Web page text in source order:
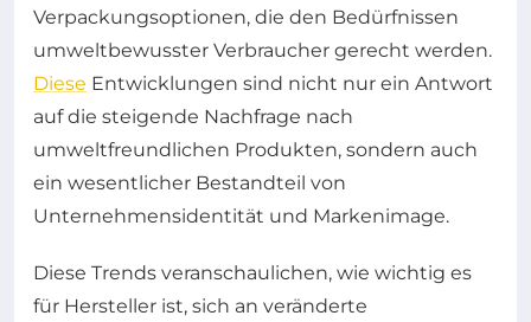
Verpackungsoptionen, die den Bedürfnissen
umweltbewusster Verbraucher gerecht werden.
Diese Entwicklungen sind nicht nur ein Antwort
auf die steigende Nachfrage nach
umweltfreundlichen Produkten, sondern auch
ein wesentlicher Bestandteil von
Unternehmensidentität und Markenimage.
Diese Trends veranschaulichen, wie wichtig es
für Hersteller ist, sich an veränderte